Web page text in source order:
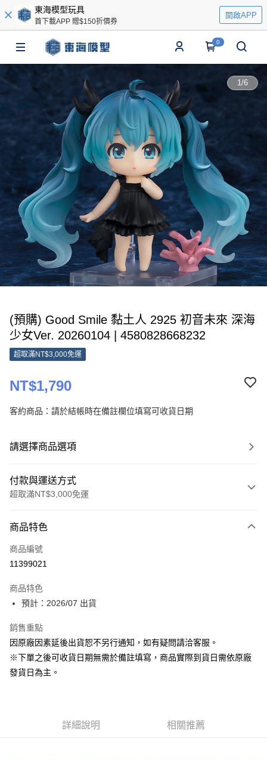
東海模型玩具
首下載APP 贈$150折價券
開啟APP
0
1/6
(預購) Good Smile 黏土人 2925 初音未來 深海
少女Ver. 20260104 | 4580828668232
超取滿NT$3,000免運
NT$1,790
客約商品：請於結帳時在備註欄位填寫可收貨日期
請選擇商品選項
付款與運送方式
超取滿NT$3,000免運
信用卡一次付款
超商取貨付款
大哥付你分期
【大哥付你分期使用說明】
1.本服務由台灣大哥大提供，台灣大哥大用戶可立即使用無須另外申請。
流程，驗證手機門號後，選擇欲分期的期數、繳款截止日，確認付款後即完
成交易。
【繳款方式說明】
ATM付款
運送方式
預購-付款後全家取貨(舊)
商品特色
商品編號
11399021
商品特色
預計：2026/07 出貨
銷售重點
因原廠因素延後出貨恕不另行通知，如有疑問請洽客服。
※下單之後可收貨日期無需於備註填寫，商品實際到貨日需依原廠
發貨日為主。
詳細說明 相關推薦